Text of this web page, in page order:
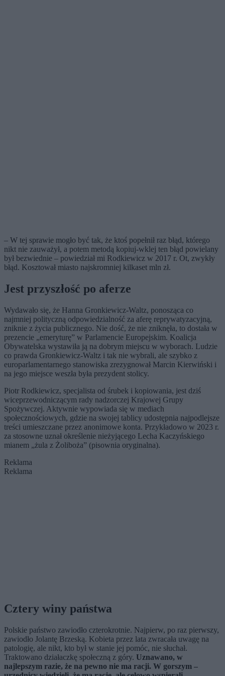
– W tej sprawie mogło być tak, że ktoś popełnił raz błąd, którego
nikt nie zauważył, a potem metodą kopiuj-wklej ten błąd powielany
był bezwiednie – powiedział mi Rodkiewicz w 2017 r. Ot, zwykły
błąd. Kosztował miasto najskromniej kilkaset mln zł.
Jest przyszłość po aferze
Wydawało się, że Hanna Gronkiewicz-Waltz, ponosząca co
najmniej polityczną odpowiedzialność za aferę reprywatyzacyjną,
zniknie z życia publicznego. Nie dość, że nie zniknęła, to dostała w
prezencie „emeryturę” w Parlamencie Europejskim. Koalicja
Obywatelska wystawiła ją na dobrym miejscu w wyborach. Ludzie
co prawda Gronkiewicz-Waltz i tak nie wybrali, ale szybko z
europarlamentarnego stanowiska zrezygnował Marcin Kierwiński i
na jego miejsce weszła była prezydent stolicy.
Piotr Rodkiewicz, specjalista od śrubek i kopiowania, jest dziś
wiceprzewodniczącym rady nadzorczej Krajowej Grupy
Spożywczej. Aktywnie wypowiada się w mediach
społecznościowych, gdzie na swojej tablicy udostępnia najpodlejsze
treści umieszczane przez anonimowe konta. Przykładowo w 2023 r.
za stosowne uznał określenie nieżyjącego Lecha Kaczyńskiego
mianem „żula z Żoliboża” (pisownia oryginalna).
Reklama
Reklama
Cztery winy państwa
Polskie państwo zawiodło czterokrotnie. Najpierw, po raz pierwszy,
zawiodło Jolantę Brzeską. Kobieta przez lata zwracała uwagę na
patologię, ale nikt, kto był w stanie jej pomóc, nie słuchał.
Traktowano działaczkę społeczną z góry. Uznawano, w
najlepszym razie, że na pewno nie ma racji. W gorszym –